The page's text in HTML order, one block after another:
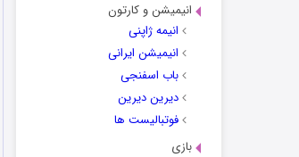
انیمیشن و کارتون
انیمه ژاپنی
انیمیشن ایرانی
باب اسفنجی
دیرین دیرین
فوتبالیست ها
بازی